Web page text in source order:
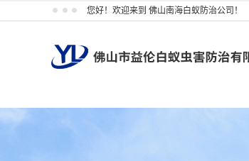
您好！欢迎来到 佛山南海白蚁防治公司！